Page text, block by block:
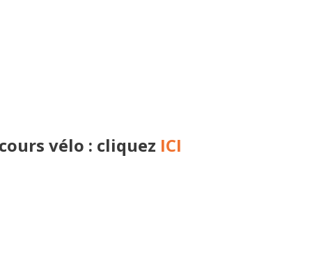
vélo : cliquez ICI